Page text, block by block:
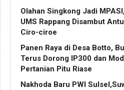
Olahan Singkong Jadi
UMS Rappang Disambut
Ciro-ciroe
Panen Raya di Desa Botto,
Terus Dorong IP300 dan
Pertanian Pitu Riase
Nakhoda Baru PWI